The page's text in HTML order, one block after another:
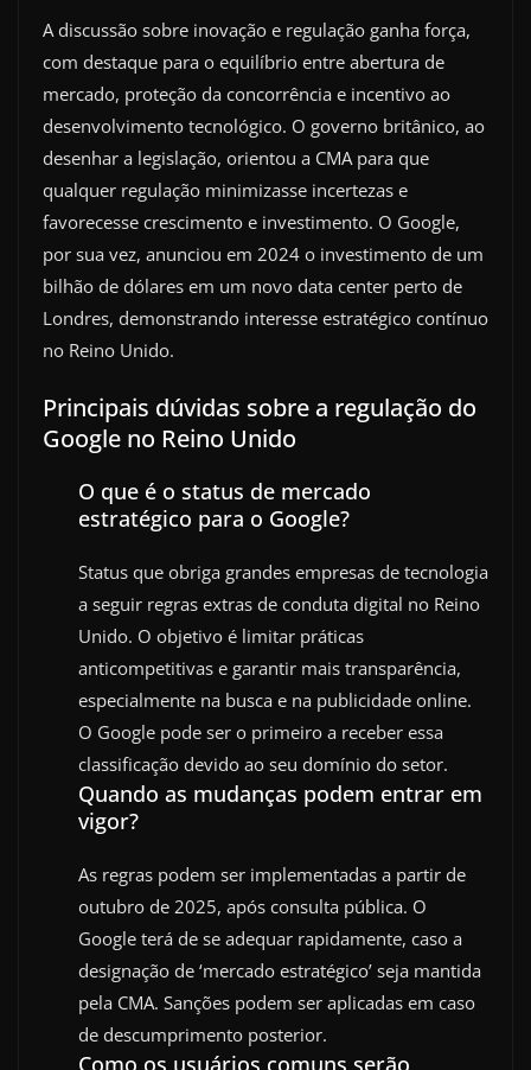
A discussão sobre inovação e regulação ganha força,
com destaque para o equilíbrio entre abertura de
mercado, proteção da concorrência e incentivo ao
desenvolvimento tecnológico. O governo britânico, ao
desenhar a legislação, orientou a CMA para que
qualquer regulação minimizasse incertezas e
favorecesse crescimento e investimento. O Google,
por sua vez, anunciou em 2024 o investimento de um
bilhão de dólares em um novo data center perto de
Londres, demonstrando interesse estratégico contínuo
no Reino Unido.
Principais dúvidas sobre a regulação do
Google no Reino Unido
O que é o status de mercado
estratégico para o Google?
Status que obriga grandes empresas de tecnologia
a seguir regras extras de conduta digital no Reino
Unido. O objetivo é limitar práticas
anticompetitivas e garantir mais transparência,
especialmente na busca e na publicidade online.
O Google pode ser o primeiro a receber essa
classificação devido ao seu domínio do setor.
Quando as mudanças podem entrar em
vigor?
As regras podem ser implementadas a partir de
outubro de 2025, após consulta pública. O
Google terá de se adequar rapidamente, caso a
designação de ‘mercado estratégico’ seja mantida
pela CMA. Sanções podem ser aplicadas em caso
de descumprimento posterior.